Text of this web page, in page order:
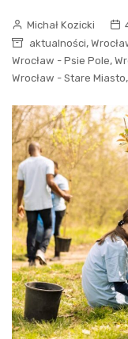
Michał Kozicki
aktualności,
Wrocław - Psie Pole,
Wrocław - Stare Miasto,